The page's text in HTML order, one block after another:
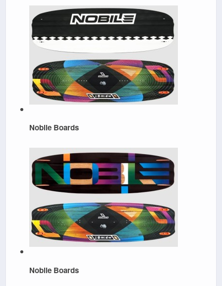
Nobile Boards
Nobile Boards